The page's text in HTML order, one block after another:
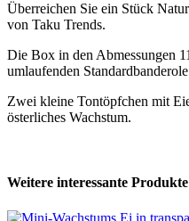
Überreichen Sie ein Stück
von Taku Trends.
Die Box in den Abmessungen
umlaufenden
Zwei kleine Tontöpfchen mit
österliches Wachstum.
Weitere interessante